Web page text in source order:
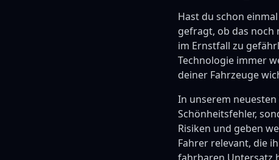
Hast du schon
gefragt, ob das noch
im Ernstfall zu
Technologie immer
deiner Fahrzeuge
In unserem
Schönheitsfehler,
Risiken und geben
Fahrer relevant, die